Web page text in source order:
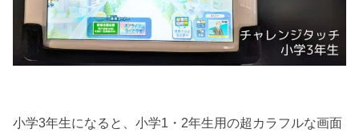
小学3年生になると、小学1・2年生用の超カラフルな画面